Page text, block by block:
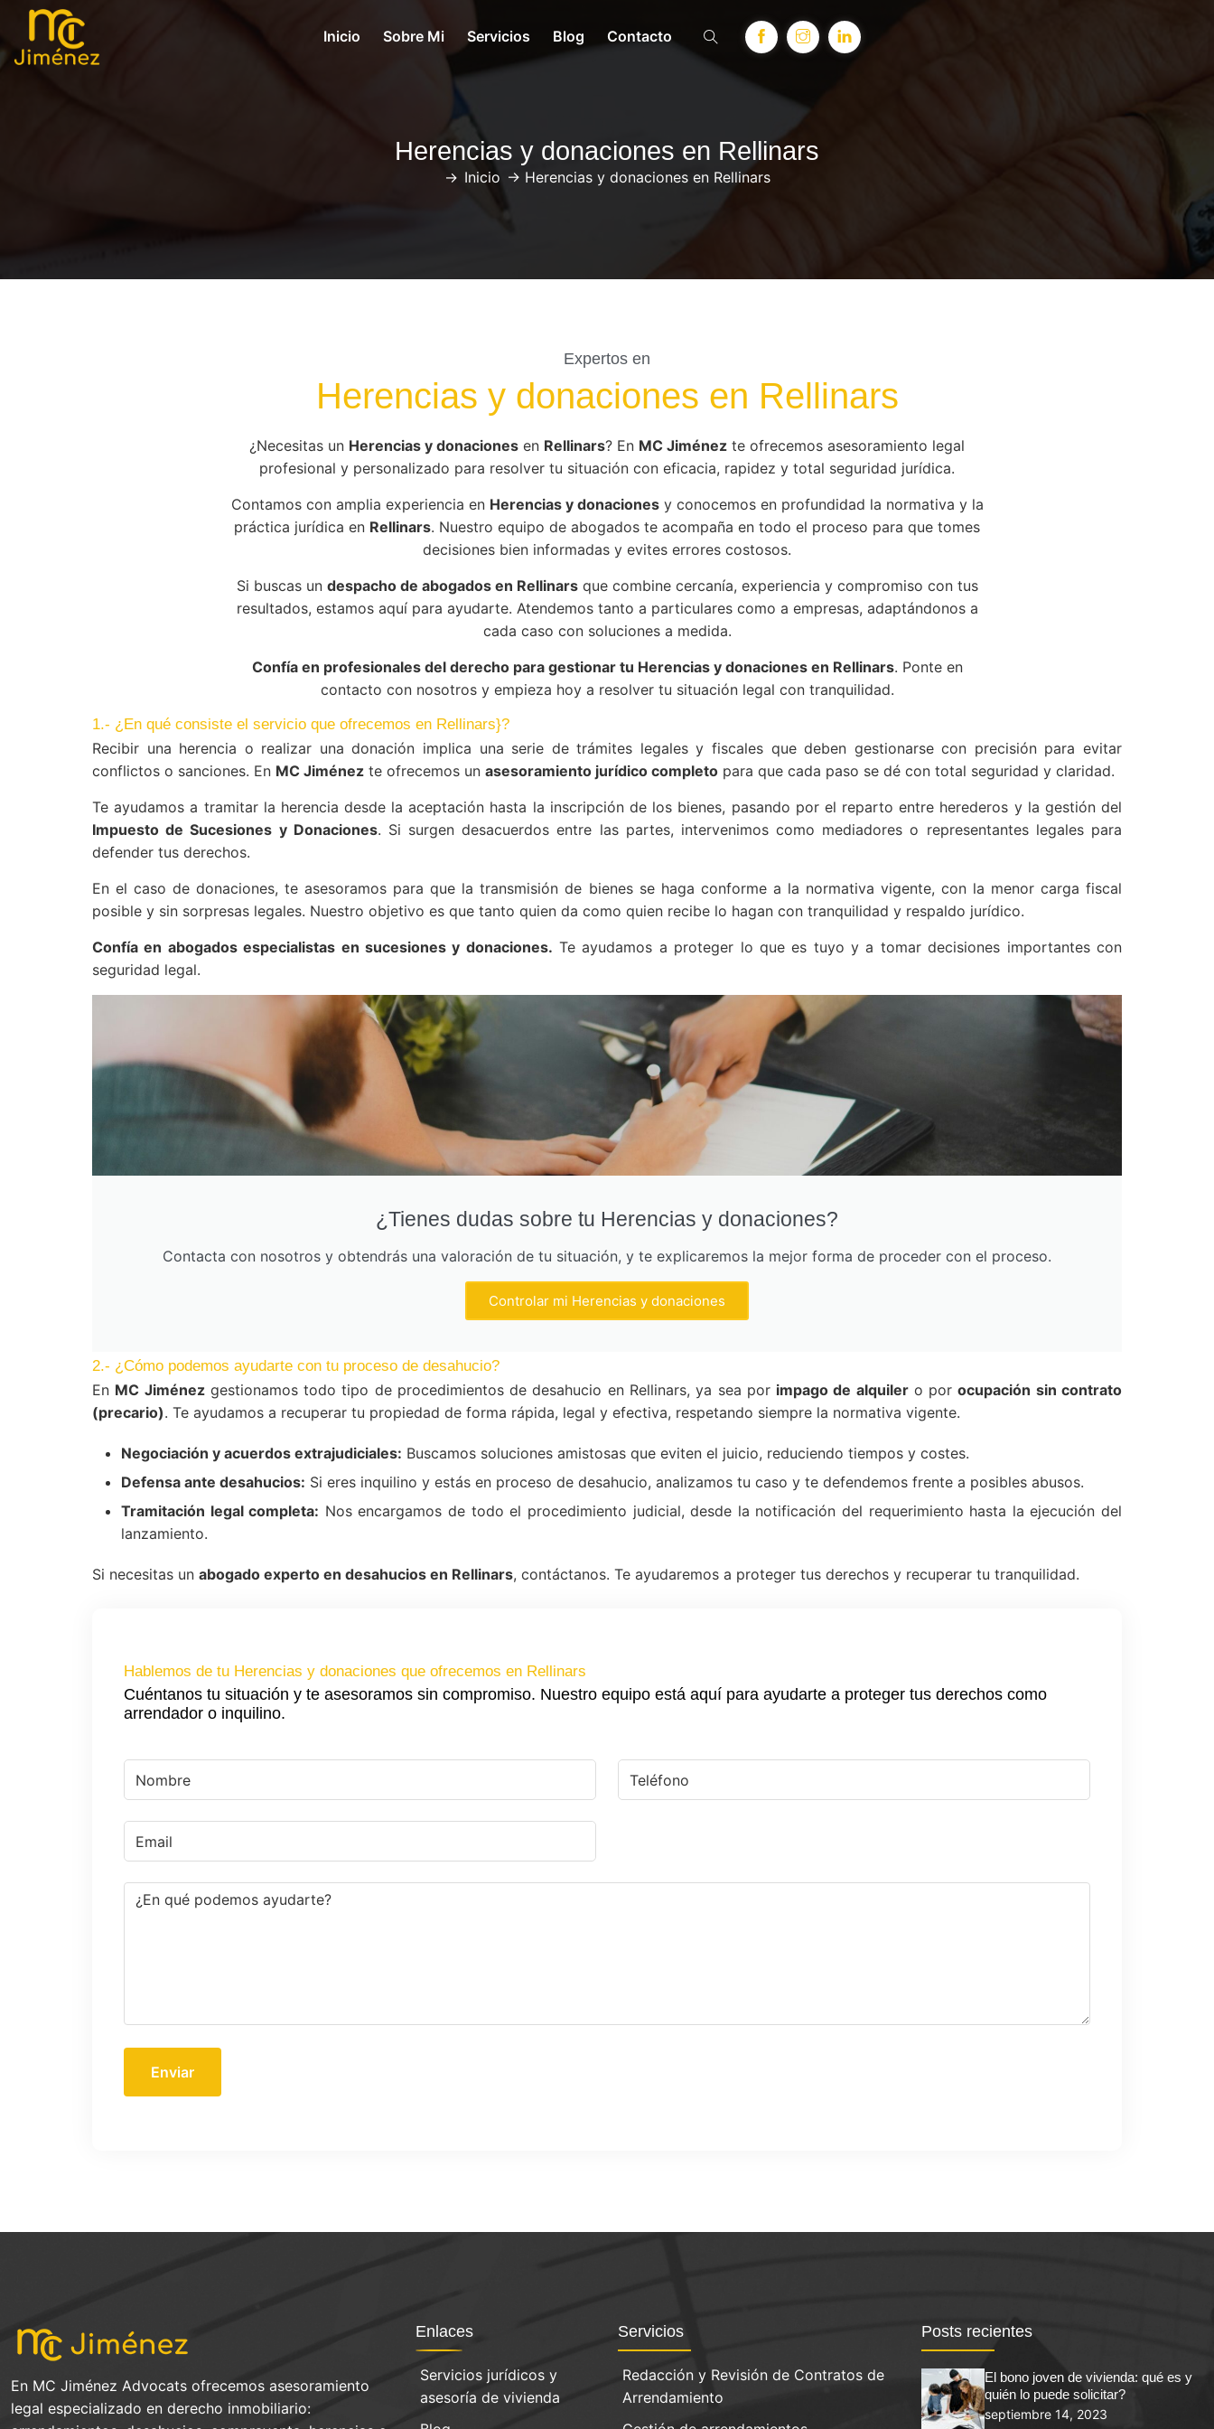
Inicio Sobre Mi Servicios Blog Contacto
Herencias y donaciones en Rellinars
-> Inicio -> Herencias y donaciones en Rellinars
Expertos en
Herencias y donaciones en Rellinars
¿Necesitas un Herencias y donaciones en Rellinars? En MC Jiménez te ofrecemos asesoramiento legal
profesional y personalizado para resolver tu situación con eficacia, rapidez y total seguridad jurídica.
Contamos con amplia experiencia en Herencias y donacionesy conocemos en profundidad la normativa y la
práctica jurídica en Rellinars. Nuestro equipo de abogados te acompaña en todo el proceso para que tomes
decisiones bien informadas y evites errores costosos.
Si buscas un despacho de abogados en Rellinarsque combine cercanía, experiencia y compromiso con tus
resultados, estamos aquí para ayudarte. Atendemos tanto a particulares como a empresas, adaptándonos a
cada caso con soluciones a medida.
Confía en profesionales del derecho para gestionar tu Herencias y donaciones en Rellinars. Ponte en
contacto con nosotros y empieza hoy a resolver tu situación legal con tranquilidad.
1.- ¿En qué consiste el servicio que ofrecemos en Rellinars}?
Recibir una herencia o realizar una donación implica una serie de trámites legales y fiscales que deben gestionarse con precisión para evitar
conflictos o sanciones. En MC Jiménez te ofrecemos un asesoramiento jurídico completo para que cada paso se dé con total seguridad y claridad.
Te ayudamos a tramitar la herencia desde la aceptación hasta la inscripción de los bienes, pasando por el reparto entre herederos y la gestión del
Impuesto de Sucesiones y Donaciones. Si surgen desacuerdos entre las partes, intervenimos como mediadores o representantes legales para
defender tus derechos.
En el caso de donaciones, te asesoramos para que la transmisión de bienes se haga conforme a la normativa vigente, con la menor carga fiscal
posible y sin sorpresas legales. Nuestro objetivo es que tanto quien da como quien recibe lo hagan con tranquilidad y respaldo jurídico.
Confía en abogados especialistas en sucesiones y donaciones. Te ayudamos a proteger lo que es tuyo y a tomar decisiones importantes con
seguridad legal.
¿Tienes dudas sobre tu Herencias y donaciones?
Contacta con nosotros y obtendrás una valoración de tu situación, y te explicaremos la mejor forma de proceder con el proceso.
Controlar mi Herencias y donaciones
2.- ¿Cómo podemos ayudarte con tu proceso de desahucio?
En MC Jiménezgestionamos todo tipo de procedimientos de desahucio en Rellinars, ya sea por impago de alquilero porocupación sin contrato
(precario). Te ayudamos a recuperar tu propiedad de forma rápida, legal y efectiva, respetando siempre la normativa vigente.
Negociación y acuerdos extrajudiciales: Buscamos soluciones amistosas que eviten el juicio, reduciendo tiempos y costes.
Defensa ante desahucios: Si eres inquilino y estás en proceso de desahucio, analizamos tu caso y te defendemos frente a posibles abusos.
Tramitación legal completa: Nos encargamos de todo el procedimiento judicial, desde la notificación del requerimiento hasta la ejecución del
lanzamiento.
Si necesitas un abogado experto en desahucios en Rellinars, contáctanos. Te ayudaremos a proteger tus derechos y recuperar tu tranquilidad.
Hablemos de tu Herencias y donaciones que ofrecemos en Rellinars
Cuéntanos tu situación y te asesoramos sin compromiso. Nuestro equipo está aquí para ayudarte a proteger tus derechos como
arrendador o inquilino.
Enviar
En MC Jiménez Advocats ofrecemos asesoramiento
legal especializado en derecho inmobiliario:
Enlaces
Servicios jurídicos y
asesoría de vivienda
Servicios
Redacción y Revisión de Contratos de
Arrendamiento
Posts recientes
El bono joven de vivienda: qué es y
quién lo puede solicitar?
septiembre 14, 2023